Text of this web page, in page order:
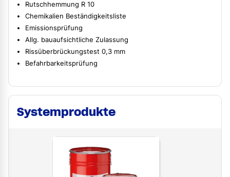
Rutschhemmung R 10
Chemikalien Beständigkeitsliste
Emissionsprüfung
Allg. bauaufsichtliche Zulassung
Rissüberbrückungstest 0,3 mm
Befahrbarkeitsprüfung
Systemprodukte